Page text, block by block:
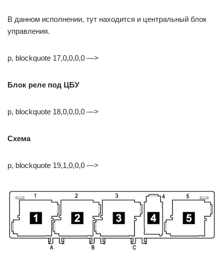
В данном исполнении, тут находится и центральный блок
управления.
p, blockquote 17,0,0,0,0 —>
Блок реле под ЦБУ
p, blockquote 18,0,0,0,0 —>
Схема
p, blockquote 19,1,0,0,0 —>